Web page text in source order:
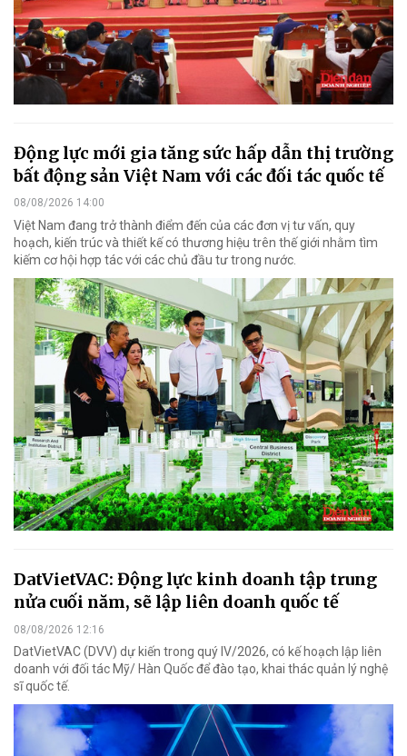
Động lực mới gia tăng sức hấp dẫn thị trường
bất động sản Việt Nam với các đối tác quốc tế
08/08/2026 14:00
Việt Nam đang trở thành điểm đến của các đơn vị tư vấn, quy
hoạch, kiến trúc và thiết kế có thương hiệu trên thế giới nhằm tìm
kiếm cơ hội hợp tác với các chủ đầu tư trong nước.
DatVietVAC: Động lực kinh doanh tập trung
nửa cuối năm, sẽ lập liên doanh quốc tế
08/08/2026 12:16
DatVietVAC (DVV) dự kiến trong quý IV/2026, có kế hoạch lập liên
doanh với đối tác Mỹ/ Hàn Quốc để đào tạo, khai thác quản lý nghệ
sĩ quốc tế.